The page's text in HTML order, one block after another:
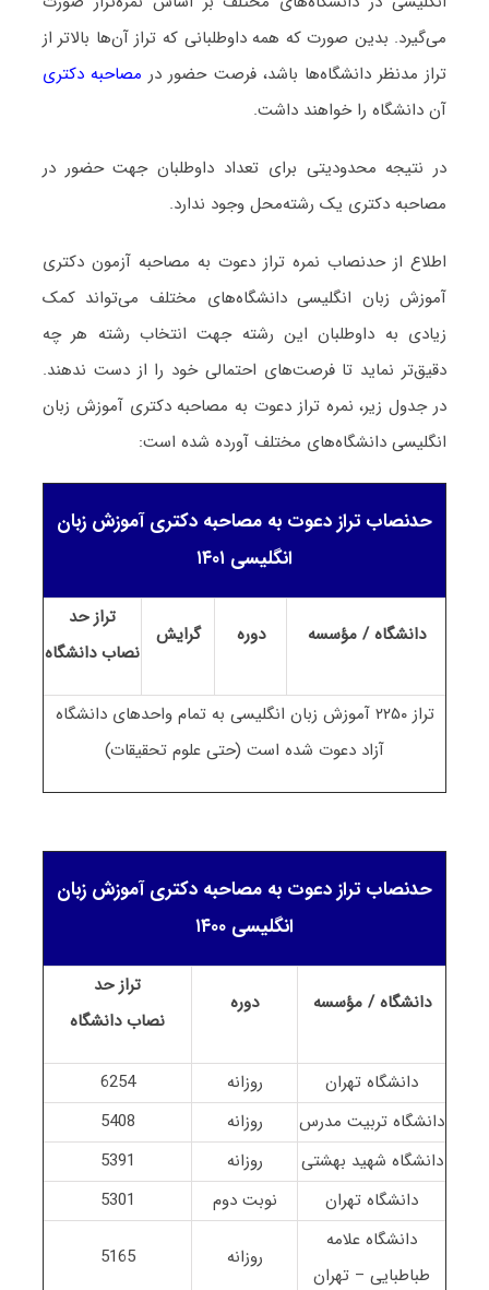
می‌گیرد. بدین صورت که همه داوطلبانی که تراز آن‌ها بالاتر از
تراز مدنظر دانشگاه‌ها باشد، فرصت حضور در مصاحبه دکتری
آن دانشگاه را خواهند داشت.
در نتیجه محدودیتی برای تعداد داوطلبان جهت حضور در
مصاحبه دکتری یک رشته‌محل وجود ندارد.
اطلاع از حدنصاب نمره تراز دعوت به مصاحبه آزمون دکتری
آموزش زبان انگلیسی دانشگاه‌های مختلف می‌تواند کمک
زیادی به داوطلبان این رشته جهت انتخاب رشته هر چه
دقیق‌تر نماید تا فرصت‌های احتمالی خود را از دست ندهند.
در جدول زیر، نمره تراز دعوت به مصاحبه دکتری آموزش زبان
انگلیسی دانشگاه‌های مختلف آورده شده است:
حدنصاب تراز دعوت به مصاحبه دکتری آموزش زبان
انگلیسی ۱۴۰۱
دانشگاه / مؤسسه دوره گرایش
تراز حد
نصاب دانشگاه
تراز ۲۲۵۰ آموزش زبان انگلیسی به تمام واحدهای دانشگاه
آزاد دعوت شده است (حتی علوم تحقیقات)
حدنصاب تراز دعوت به مصاحبه دکتری آموزش زبان
انگلیسی ۱۴۰۰
دانشگاه / مؤسسه دوره
تراز حد
نصاب دانشگاه
دانشگاه تهران روزانه
6254
دانشگاه تربیت مدرس
روزانه
5408
دانشگاه شهید بهشتی
روزانه
5391
دانشگاه تهران
نوبت دوم
5301
دانشگاه علامه
طباطبایی – تهران
روزانه 5165